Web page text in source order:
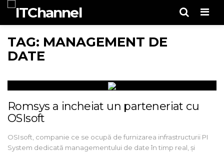
TAG: MANAGEMENT DE
DATE
Romsys a incheiat un parteneriat cu
OSIsoft
OSIsoft, companie ce se ocupă de furnizarea infrastructurii PI
System dedicată managementului de date în timp real, și